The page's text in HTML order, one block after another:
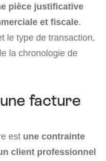
pièce justificative
et fiscale.
le type de transaction,
la chronologie de
facture
est une contrainte
client professionnel